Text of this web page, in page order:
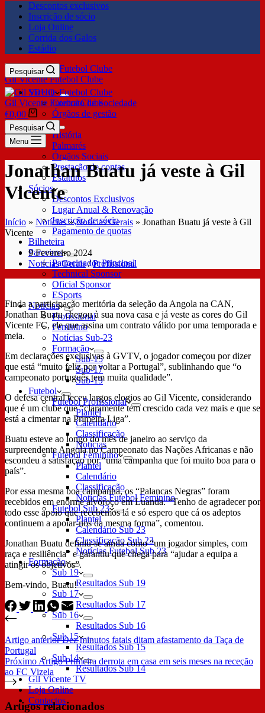
Descontos exclusivos
Inscrição de sócio
Loja Online
Corrida dos Galos
Estádio
Gil Vicente Futebol Clube
Pesquisar
SDUQ
Contrato de Sociedade
Órgãos de gestão
Clube
História
Palmarés
Órgãos Sociais
Prestação de contas
Estatutos
Sócios
Descontos Exclusivos
Lugar Anual & Renovação
Inscrição de sócio
Pagamento de quotas
Bilheteira
Parceiros
Patrocinador Principal
Technical Sponsor
Oficial Sponsor
ESports
Notícias
Profissional
Feminino
Notícias Sub-23
Formação
Sub-15
Sub-17
Sub-19
Futebol
Futebol Profissional
Plantel
Calendário
Classificação
Notícias
Futebol Feminino
Plantel
Calendário
Classificação
Notícias Futebol Feminino
Futebol Sub 23
Plantel
Calendário Sub 23
Classificação Sub 23
Notícias Futebol Sub 23
Formação
Sub 19
Resultados Sub 19
Sub 17
Resultados Sub 17
Sub 16
Resultados Sub 16
Sub 15
Resultados Sub 15
Sub 14
Resultados Sub 14
Gil Vicente TV
Loja Online
Contactos
Gil Vicente Futebol Clube
€0,00
Pesquisar
Menu
Jonathan Buatu já veste à Gil
Vicente
Início » Notícias»Notícias Gerais » Jonathan Buatu já veste à Gil
Vicente
9 Fevereiro 2024
Notícias Gerais/Profissional
Finda a participação meritória da seleção da Angola na CAN,
Jonathan Buatu chegou à sua nova casa e já veste as cores do Gil
Vicente FC, ele que assina um contrato válido por uma temporada e
meia.
Em declarações exclusivas à GVTV, o jogador começou por dizer
que está “muito feliz por voltar a Portugal”, sublinhando que “o
campeonato português tem muita qualidade”.
O defesa central teceu largos elogios ao Gil Vicente, considerando
que é um clube que “claramente tem crescido cada vez mais e que se
está a cimentar na Primeira Liga”.
Buatu esteve ao longo do mês de janeiro ao serviço da
surpreendente Angola no Campeonato das Nações Africanas e não
escondeu a satisfação por “uma campanha que foi muito boa para o
país”.
Por essa mesma boa campanha, os “Palancas Negras” foram
recebidos em enorme alvoroço em Luanda. “Tenho de agradecer por
todo esse apoio que recebemos lá e só espero que cá os adeptos
continuem a apoiar-nos da mesma forma”, comentou.
Jonathan Buatu definiu-se ainda como “um jogador simples, com
raça e resiliência” e garantiu que chega para “ajudar a equipa a
atingir os objetivos”.
Bem-vindo, Buatu!
Artigo anteriorDez minutos fatais ditam afastamento da Taça de
Portugal
Próximo Artigo Primeira derrota em casa em seis meses na receção
ao FC Vizela
Artigos relacionados